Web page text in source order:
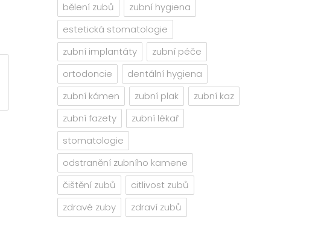
bělení zubů
zubní hygiena
estetická stomatologie
zubní implantáty
zubní péče
ortodoncie
dentální hygiena
zubní kámen
zubní plak
zubní kaz
zubní fazety
zubní lékař
stomatologie
odstranění zubního kamene
čištění zubů
citlivost zubů
zdravé zuby
zdraví zubů